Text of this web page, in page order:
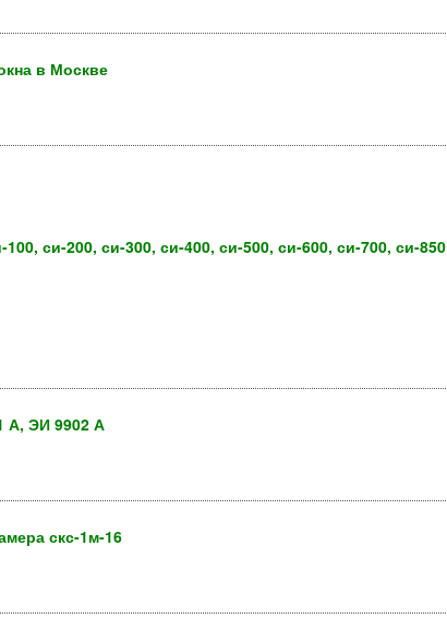
в Москве
си-200, си-300, си-400, си-500, си-600, си-700, си-850
А, ЭИ 9902 А
скс-1м-16